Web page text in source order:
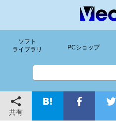
ソフト
ライブラリ
PCショップ
共有